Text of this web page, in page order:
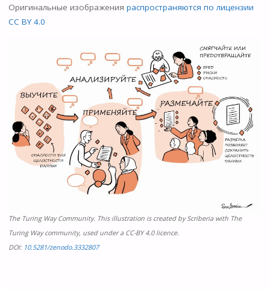
Оригинальные изображения распространяются по лицензии
CC BY 4.0
The Turing Way Community. This illustration is created by Scriberia with The
Turing Way community, used under a CC-BY 4.0 licence.
DOI: 10.5281/zenodo.3332807